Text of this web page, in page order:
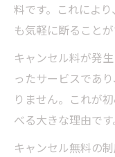
料です。これによ
も気軽に断ること
キャンセル料が発
ったサービスであ
りません。これが
べる大きな理由です
キャンセル無料の